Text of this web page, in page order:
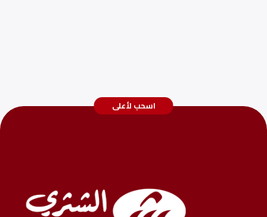
اسحب لأعلى